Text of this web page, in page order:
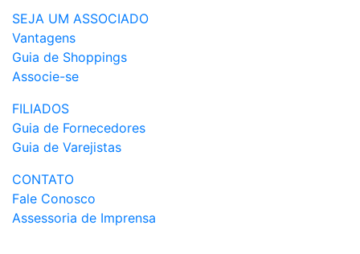
SEJA UM ASSOCIADO
Vantagens
Guia de Shoppings
Associe-se
FILIADOS
Guia de Fornecedores
Guia de Varejistas
CONTATO
Fale Conosco
Assessoria de Imprensa